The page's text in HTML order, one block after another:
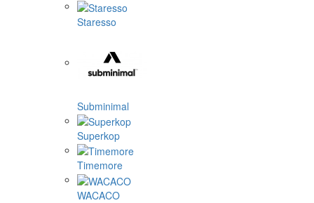
Staresso
Subminimal
Superkop
Timemore
WACACO